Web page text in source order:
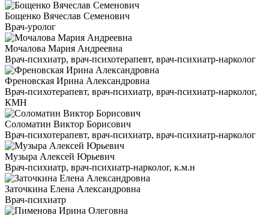
Бощенко Вячеслав Семенович
Врач-уролог
Мочалова Мария Андреевна
Врач-психиатр, врач-психотерапевт, врач-психиатр-нарколог
Френовская Ирина Александровна
Врач-психотерапевт, врач-психиатр, врач-психиатр-нарколог,
КМН
Соломатин Виктор Борисович
Врач-психотерапевт, врач-психиатр, врач-психиатр-нарколог
Музыра Алексей Юрьевич
Врач-психиатр, врач-психиатр-нарколог, к.м.н
Заточкина Елена Александровна
Врач-психиатр